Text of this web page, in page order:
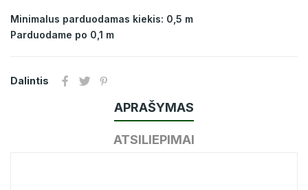
Minimalus parduodamas kiekis: 0,5 m
Parduodame po 0,1 m
Dalintis
APRAŠYMAS
ATSILIEPIMAI